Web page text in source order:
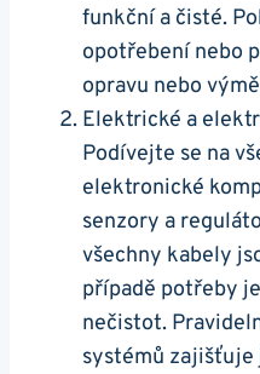
funkční a čisté.
opotřebení nebo
opravu nebo
Elektrické a
Podívejte se na
elektronické
senzory a
všechny kabely
případě potřeby
nečistot.
systémů zajišťuje